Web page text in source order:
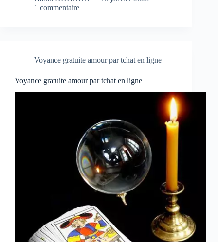
1 commentaire
Voyance gratuite amour par tchat en ligne
Voyance gratuite amour par tchat en ligne